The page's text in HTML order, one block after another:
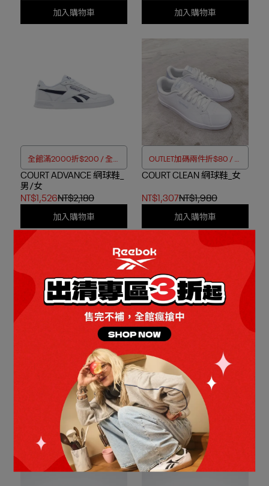
加入購物車 加入購物車
全館滿2000折$200 / 全館
滿4000折$350
COURT ADVANCE 網球鞋_
男/女
NT$1,526NT$2,180
加入購物車
OUTLET加碼兩件折$80 / 四
件折$188
COURT CLEAN 網球鞋_女
NT$1,307NT$1,980
加入購物車
全館滿2000折$200 / 全館
滿4000折$350
COURT CLEAN 網球鞋_女
NT$1,980
已售完
OUTLET加碼兩件折$80 / 四
件折$188
COURT RETRO 網球鞋_男/
女
NT$808NT$1,880
加入購物車